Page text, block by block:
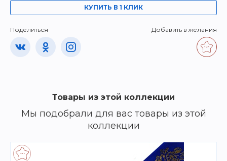
КУПИТЬ В 1 КЛИК
Поделиться Добавить в желания
Товары из этой коллекции
Мы подобрали для вас товары из этой
коллекции